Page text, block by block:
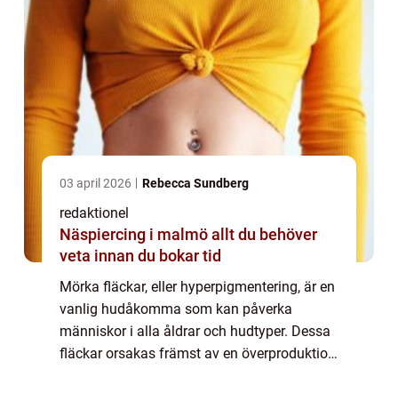
03 april 2026 Rebecca Sundberg
redaktionel
Näspiercing i malmö allt du behöver
veta innan du bokar tid
Mörka fläckar, eller hyperpigmentering, är en
vanlig hudåkomma som kan påverka
människor i alla åldrar och hudtyper. Dessa
fläckar orsakas främst av en överproduktion